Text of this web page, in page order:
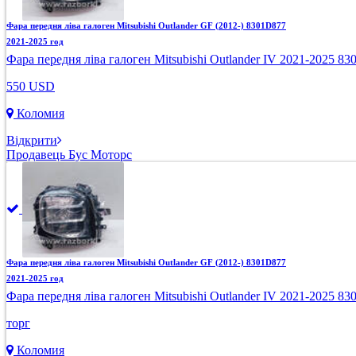
Фара передня ліва галоген Mitsubishi Outlander GF (2012-) 8301D877
2021-2025 год
Фара передня ліва галоген Mitsubishi Outlander IV 2021-2025
550 USD
Коломия
Відкрити
Продавець Бус Моторс
Фара передня ліва галоген Mitsubishi Outlander GF (2012-) 8301D877
2021-2025 год
Фара передня ліва галоген Mitsubishi Outlander IV 2021-2025
торг
Коломия